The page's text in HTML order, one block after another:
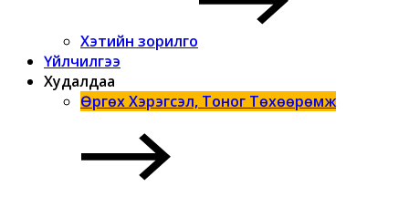
Хэтийн зорилго
Үйлчилгээ
Худалдаа
Өргөх Хэрэгсэл, Тоног Төхөөрөмж